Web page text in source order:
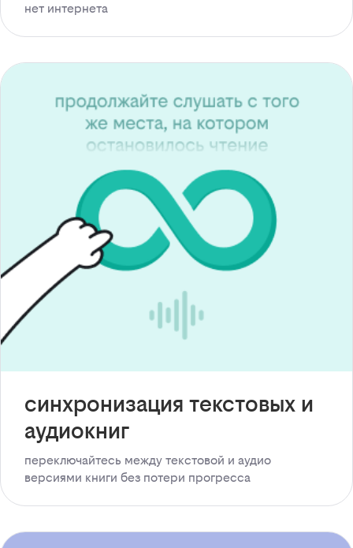
нет интернета
синхронизация текстовых и
аудиокниг
переключайтесь между текстовой и аудио
версиями книги без потери прогресса